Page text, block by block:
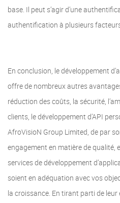
base. Il peut s’agir d’une
authentification à plusieurs
En conclusion, le développement
offre de nombreux autres
réduction des coûts, la sécurité,
clients, le développement d’API
AfroVisioN Group Limited, de par
engagement en matière de qualité,
services de développement
soient en adéquation avec vos
la croissance. En tirant parti de